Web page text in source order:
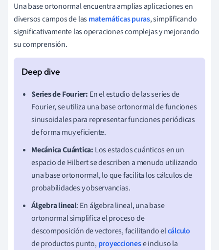
Una base ortonormal encuentra amplias aplicaciones en
diversos campos de lasmatemáticas puras, simplificando
significativamente las operaciones complejas y mejorando
su comprensión.
Series de Fourier: En el estudio de las series de
Fourier, se utiliza una base ortonormal de funciones
sinusoidales para representar funciones periódicas
de forma muy eficiente.
Mecánica Cuántica: Los estados cuánticos en un
espacio de Hilbert se describen a menudo utilizando
una base ortonormal, lo que facilita los cálculos de
probabilidades y observancias.
Álgebra lineal: En álgebra lineal, una base
ortonormal simplifica el proceso de
descomposición de vectores, facilitando elcálculo
de productos punto, proyeccionese incluso la